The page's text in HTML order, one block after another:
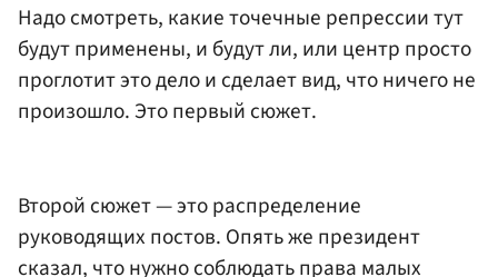
Надо смотреть, какие точечные репрессии тут
будут применены, и будут ли, или центр просто
проглотит это дело и сделает вид, что ничего не
произошло. Это первый сюжет.
Второй сюжет — это распределение
руководящих постов. Опять же президент
сказал, что нужно соблюдать права малых